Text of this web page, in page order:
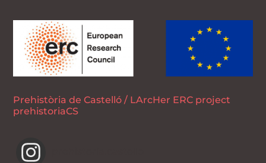
Prehistòria de Castelló / LArcHer ERC project
prehistoriaCS